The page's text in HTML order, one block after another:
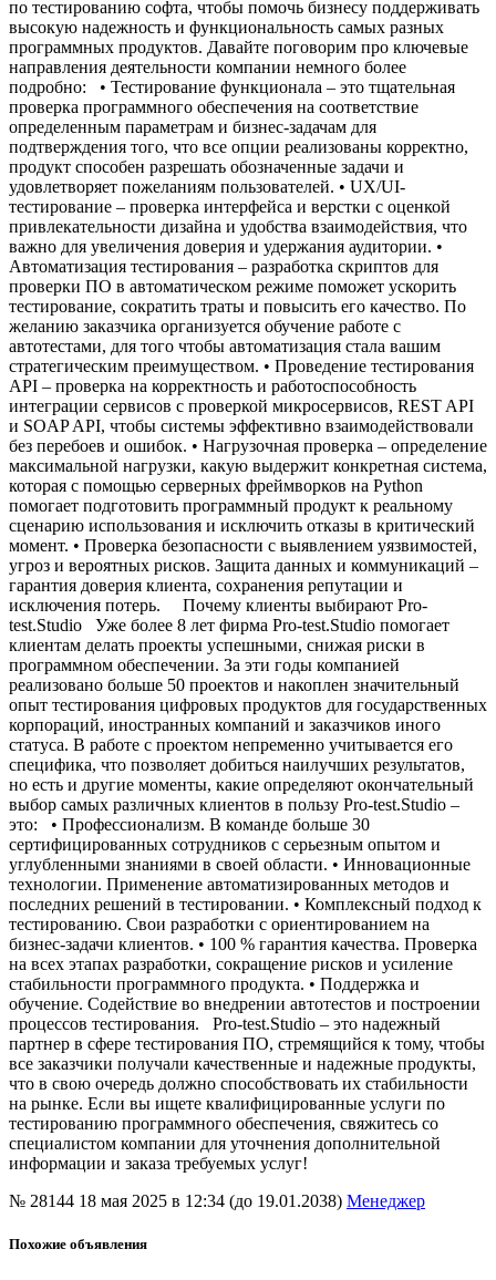
по тестированию софта, чтобы помочь бизнесу поддерживать
высокую надежность и функциональность самых разных
программных продуктов. Давайте поговорим про ключевые
направления деятельности компании немного более
подробно: • Тестирование функционала – это тщательная
проверка программного обеспечения на соответствие
определенным параметрам и бизнес-задачам для
подтверждения того, что все опции реализованы корректно,
продукт способен разрешать обозначенные задачи и
удовлетворяет пожеланиям пользователей. • UX/UI-
тестирование – проверка интерфейса и верстки с оценкой
привлекательности дизайна и удобства взаимодействия, что
важно для увеличения доверия и удержания аудитории. •
Автоматизация тестирования – разработка скриптов для
проверки ПО в автоматическом режиме поможет ускорить
тестирование, сократить траты и повысить его качество. По
желанию заказчика организуется обучение работе с
автотестами, для того чтобы автоматизация стала вашим
стратегическим преимуществом. • Проведение тестирования
API – проверка на корректность и работоспособность
интеграции сервисов с проверкой микросервисов, REST API
и SOAP API, чтобы системы эффективно взаимодействовали
без перебоев и ошибок. • Нагрузочная проверка – определение
максимальной нагрузки, какую выдержит конкретная система,
которая с помощью серверных фреймворков на Python
помогает подготовить программный продукт к реальному
сценарию использования и исключить отказы в критический
момент. • Проверка безопасности с выявлением уязвимостей,
угроз и вероятных рисков. Защита данных и коммуникаций –
гарантия доверия клиента, сохранения репутации и
исключения потерь. Почему клиенты выбирают Pro-
test.Studio Уже более 8 лет фирма Pro-test.Studio помогает
клиентам делать проекты успешными, снижая риски в
программном обеспечении. За эти годы компанией
реализовано больше 50 проектов и накоплен значительный
опыт тестирования цифровых продуктов для государственных
корпораций, иностранных компаний и заказчиков иного
статуса. В работе с проектом непременно учитывается его
специфика, что позволяет добиться наилучших результатов,
но есть и другие моменты, какие определяют окончательный
выбор самых различных клиентов в пользу Pro-test.Studio –
это: • Профессионализм. В команде больше 30
сертифицированных сотрудников с серьезным опытом и
углубленными знаниями в своей области. • Инновационные
технологии. Применение автоматизированных методов и
последних решений в тестировании. • Комплексный подход к
тестированию. Свои разработки с ориентированием на
бизнес-задачи клиентов. • 100 % гарантия качества. Проверка
на всех этапах разработки, сокращение рисков и усиление
стабильности программного продукта. • Поддержка и
обучение. Содействие во внедрении автотестов и построении
процессов тестирования. Pro-test.Studio – это надежный
партнер в сфере тестирования ПО, стремящийся к тому, чтобы
все заказчики получали качественные и надежные продукты,
что в свою очередь должно способствовать их стабильности
на рынке. Если вы ищете квалифицированные услуги по
тестированию программного обеспечения, свяжитесь со
специалистом компании для уточнения дополнительной
информации и заказа требуемых услуг!
№ 28144 18 мая 2025 в 12:34 (до 19.01.2038) Менеджер
Похожие объявления